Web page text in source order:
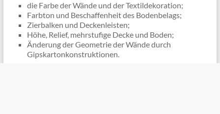
die Farbe der Wände und der Textildekoration;
Farbton und Beschaffenheit des Bodenbelags;
Zierbalken und Deckenleisten;
Höhe, Relief, mehrstufige Decke und Boden;
Änderung der Geometrie der Wände durch
Gipskartonkonstruktionen.